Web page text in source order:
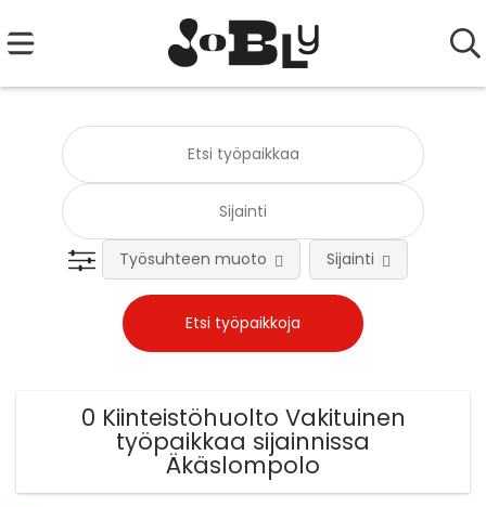
Työsuhteen muoto Sijainti
0 Kiinteistöhuolto Vakituinen
työpaikkaa sijainnissa
Äkäslompolo